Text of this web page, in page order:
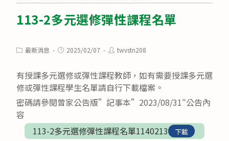
113-2多元選修彈性課程名單
Post最新消息
Post2025/02/07
Posttwvstn208
有授課多元選修或彈性課程教師，如有需要授課多元選
修或彈性課程學生名單請自行下載檔案。
密碼請參閱曾家公告版”記事本”2023/08/31″公告內
容
113-2多元選修彈性課程名單1140213
下載